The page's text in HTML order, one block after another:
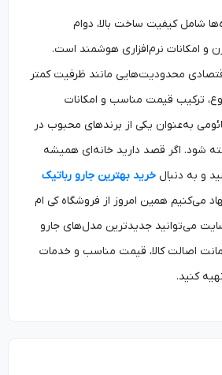
کیفیت ساخت بالا، دوام
نرم‌افزاری هوشمند است.
محدودیت‌هایی مانند ظرفیت کمتر
قیمت مناسب و امکانات
به‌عنوان یکی از برندهای محبوب در
شود. اگر قصد دارید خانه‌ای همیشه
دنبالخرید بهترین جارو رباتیک
همین امروز از فروشگاه کی ام
می‌توانید جدیدترین مدل‌های جارو
اصالت کالا، قیمت مناسب و خدمات